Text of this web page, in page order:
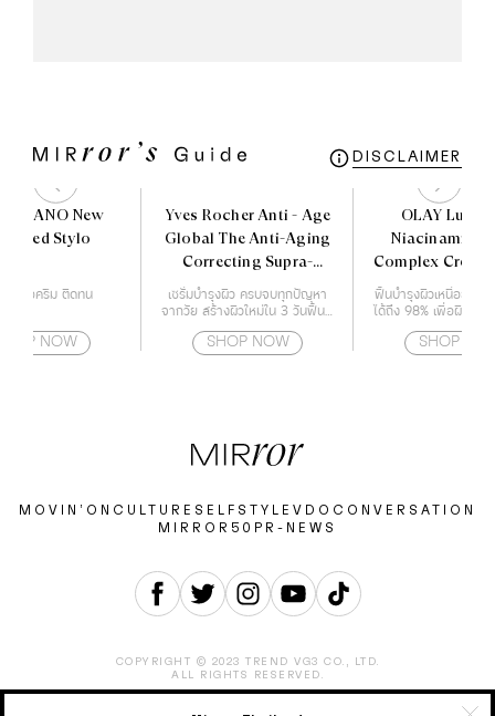
DISCLAIMER
MILANO New
Stylo
กเนื้อครีม ติดทน
NOW
Yves Rocher Anti - Age
Global The Anti-Aging
Correcting Supra-
Essence 50 ml.
เซรั่มบำรุงผิว ครบจบทุกปัญหา
จากวัย สร้างผิวใหม่ใน 3 วันฟื้นฟู
เนื่องจากอายุ เร่งกระตุ้นสร้างผิว
SHOP NOW
OLAY
Complex
ฟื้นบำรุงผิวเหนื่อยล้าใ
ได้ถึง 98% เพื่อผิวโกล
SHOP
MOVIN’ON CULTURE SELF STYLE VDO CONVERSATION
MIRROR50 PR-NEWS
COPYRIGHT © 2023 TREND VG3 CO., LTD.
ALL RIGHTS RESERVED.